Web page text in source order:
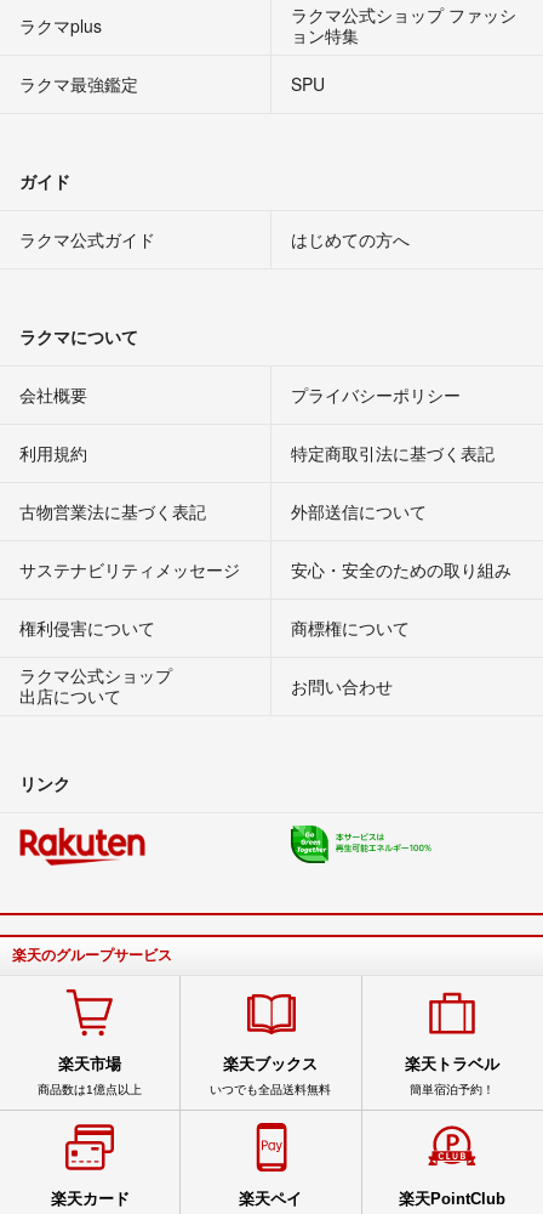
ラクマplus
ラクマ公式ショップ ファッシ
ョン特集
ラクマ最強鑑定
SPU
ガイド
ラクマ公式ガイド はじめての方へ
ラクマについて
会社概要 プライバシーポリシー
利用規約 特定商取引法に基づく表記
古物営業法に基づく表記 外部送信について
サステナビリティメッセージ 安心・安全のための取り組み
権利侵害について
商標権について
ラクマ公式ショップ
出店について
お問い合わせ
リンク
楽天のグループサービス
楽天市場
商品数は1億点以上
楽天ブックス
いつでも全品送料無料
楽天トラベル
簡単宿泊予約！
楽天カード 楽天ペイ 楽天PointClub